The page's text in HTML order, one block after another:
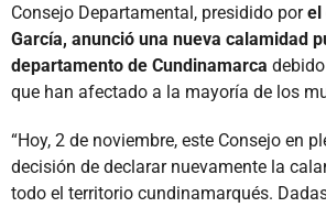
Consejo Departamental, presidido porel
García, anunció una nueva calamidad
departamento de Cundinamarca
que han afectado a la mayoría de los
“Hoy, 2 de noviembre, este Consejo en
decisión de declarar nuevamente la
todo el territorio cundinamarqués.